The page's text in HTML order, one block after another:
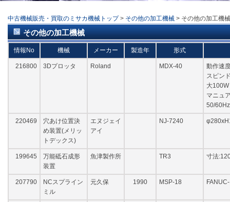
中古機械販売・買取のミサカ機械トップ > その他の加工機械 > その他の加工機械
その他の加工機械
情報No 機械 メーカー 製造年 形式
216800 3Dプロッタ Roland MDX-40
動作速
スピン
大
マニュ
50/60Hz
220469
穴あけ位置決
め装置(メリッ
トデックス)
エヌジェイ
アイ
NJ-7240
199645
万能砥石成形
装置
魚津製作所 TR3 寸法
207790
NCスプライン
ミル
元久保 1990 MSP-18